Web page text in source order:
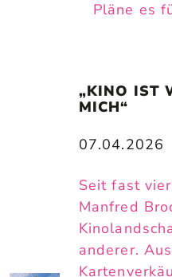
Pläne es
„KINO IST
MICH“
07.04.2026
Seit fast
Manfred
anderer.